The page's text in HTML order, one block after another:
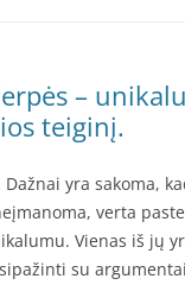
–
teiginį.
Dažnai yra sakoma,
verta
Vienas iš jų
su